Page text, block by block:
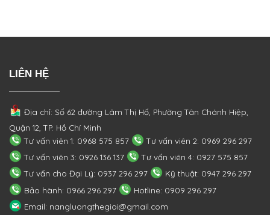
LIÊN HỆ
Địa chỉ: Số 62 đường Lâm Thị Hố, PhườngTân Chánh Hiệp,
Quận 12, TP. Hồ Chí Minh
Tư vấn viên 1: 0968 575 857
Tư vấn viên 2: 0969 296 297
Tư vấn viên 3: 0926 136 137
Tư vấn viên 4: 0927 575 857
Tư vấn cho Đại Lý: 0937 296 297
Kỹ thuật: 0947 296 297
Bảo hành: 0966 296 297
Hotline: 0909 296 297
Email: nangluongthegioi@gmail.com